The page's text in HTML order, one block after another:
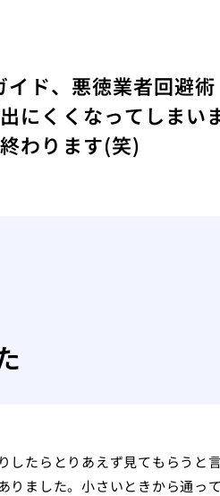
イド、悪徳業者回避術
にくくなってしまい
わります(笑)
たらとりあえず見てもらうと
りました。小さいときから通っ